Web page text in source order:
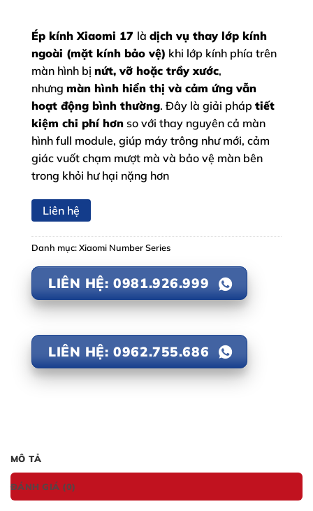
Ép kính Xiaomi 17 là dịch vụ thay lớp kính
ngoài (mặt kính bảo vệ) khi lớp kính phía trên
màn hình bị nứt, vỡ hoặc trầy xước,
nhưng màn hình hiển thị và cảm ứng vẫn
hoạt động bình thường. Đây là giải pháp tiết
kiệm chi phí hơn so với thay nguyên cả màn
hình full module, giúp máy trông như mới, cảm
giác vuốt chạm mượt mà và bảo vệ màn bên
trong khỏi hư hại nặng hơn
Liên hệ
Danh mục:Xiaomi Number Series
LIÊN HỆ: 0981.926.999
LIÊN HỆ: 0962.755.686
MÔ TẢ
ĐÁNH GIÁ (0)